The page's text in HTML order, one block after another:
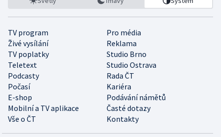
TV program
Pro média
Živé vysílání
Reklama
TV poplatky
Studio Brno
Teletext
Studio Ostrava
Podcasty
Rada ČT
Počasí
Kariéra
E-shop
Podávání námětů
Mobilní a TV aplikace
Časté dotazy
Vše o ČT
Kontakty